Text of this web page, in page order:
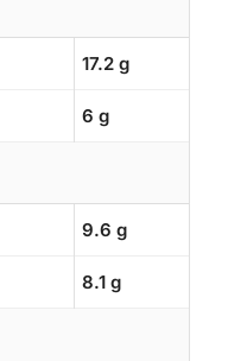
17.2 g
6 g
9.6 g
8.1 g